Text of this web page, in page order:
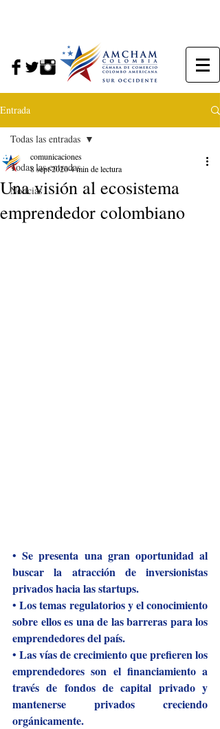
Entrada
Todas las entradas
Noticias
Todas las entradas
Una visión al ecosistema
emprendedor colombiano
comunicaciones
8 sept 20204 min de lectura
• Se presenta una gran oportunidad al
buscar la atracción de inversionistas
privados hacia las startups.
• Los temas regulatorios y el conocimiento
sobre ellos es una de las barreras para los
emprendedores del país.
• Las vías de crecimiento que prefieren los
emprendedores son el financiamiento a
través de fondos de capital privado y
mantenerse privados creciendo
orgánicamente.